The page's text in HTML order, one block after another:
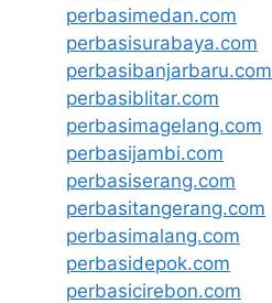
perbasimedan.com
perbasisurabaya.com
perbasibanjarbaru.com
perbasiblitar.com
perbasimagelang.com
perbasijambi.com
perbasiserang.com
perbasitangerang.com
perbasimalang.com
perbasidepok.com
perbasicirebon.com